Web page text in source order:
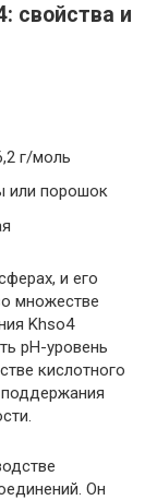
свойства и
г/моль
или порошок
и его
множестве
Khso4
pH-уровень
кислотного
Он